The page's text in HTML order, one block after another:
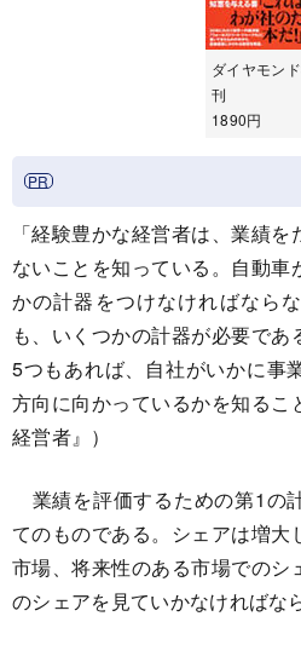
ダイヤモン
刊
1890円
「経験豊かな経営者は、業績
ないことを知っている。自動車
かの計器をつけなければなら
も、いくつかの計器が必要であ
5つもあれば、自社がいかに事
方向に向かっているかを知るこ
経営者』）
業績を評価するための第1の
てのものである。シェアは増大
市場、将来性のある市場でのシ
のシェアを見ていかなければな